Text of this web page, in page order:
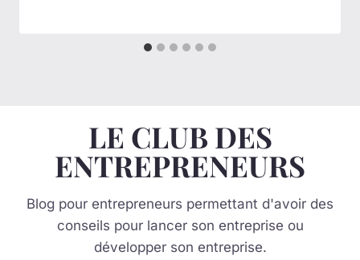
LE CLUB DES
ENTREPRENEURS
Blog pour entrepreneurs permettant d'avoir des
conseils pour lancer son entreprise ou
développer son entreprise.